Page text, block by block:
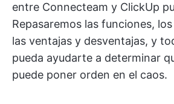
entre Connecteam y ClickUp
Repasaremos las funciones,
las ventajas y desventajas, y
pueda ayudarte a determinar
puede poner orden en el caos.